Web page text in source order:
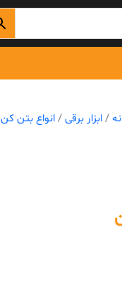
/ابزار برقی /انواع بتن کن